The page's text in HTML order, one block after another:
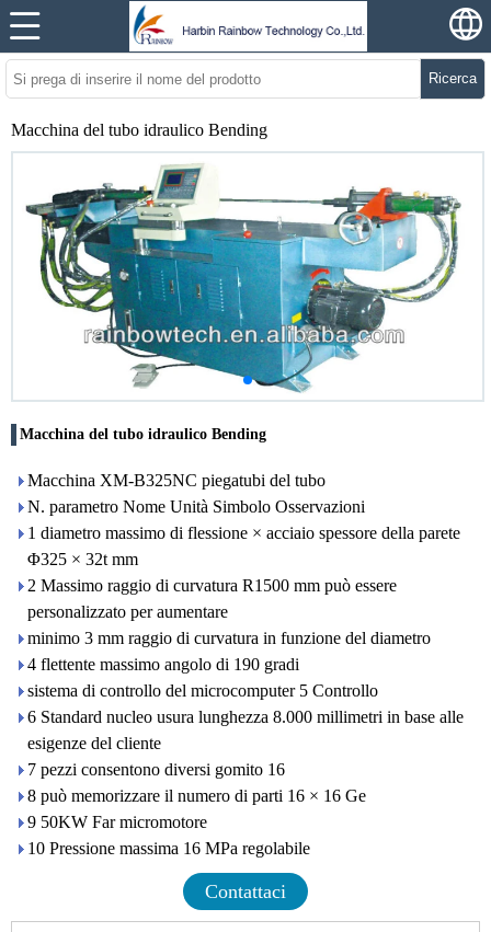
Ricerca
Macchina del tubo idraulico Bending
Macchina del tubo idraulico Bending
Macchina XM-B325NC piegatubi del tubo
N. parametro Nome Unità Simbolo Osservazioni
1 diametro massimo di flessione × acciaio spessore della parete
Φ325 × 32t mm
2 Massimo raggio di curvatura R1500 mm può essere
personalizzato per aumentare
minimo 3 mm raggio di curvatura in funzione del diametro
4 flettente massimo angolo di 190 gradi
sistema di controllo del microcomputer 5 Controllo
6 Standard nucleo usura lunghezza 8.000 millimetri in base alle
esigenze del cliente
7 pezzi consentono diversi gomito 16
8 può memorizzare il numero di parti 16 × 16 Ge
9 50KW Far micromotore
10 Pressione massima 16 MPa regolabile
Contattaci